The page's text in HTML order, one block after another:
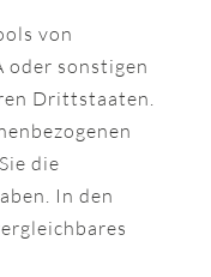
von
oder sonstigen
Drittstaaten.
die
In den